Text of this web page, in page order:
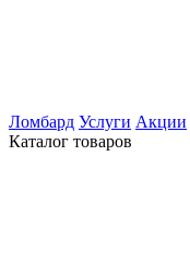
Ломбард Услуги Акции
Каталог товаров